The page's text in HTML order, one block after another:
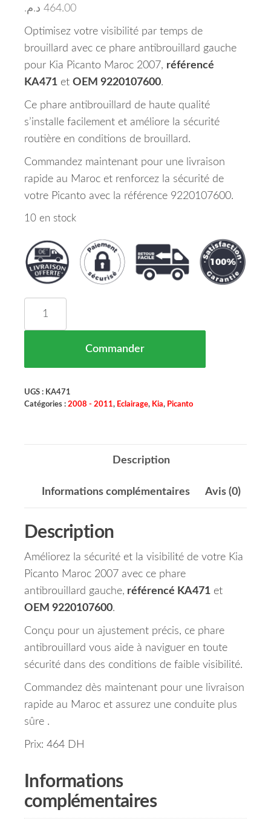
464.00 د.م.
Optimisez votre visibilité par temps de
brouillard avec ce phare antibrouillard gauche
pour Kia Picanto Maroc 2007, référencé
KA471 et OEM 9220107600.
Ce phare antibrouillard de haute qualité
s’installe facilement et améliore la sécurité
routière en conditions de brouillard.
Commandez maintenant pour une livraison
rapide au Maroc et renforcez la sécurité de
votre Picanto avec la référence 9220107600.
10 en stock
Commander
UGS : KA471
Catégories : 2008 - 2011, Eclairage, Kia, Picanto
Description
Informations complémentaires Avis (0)
Description
Améliorez la sécurité et la visibilité de votre Kia
Picanto Maroc 2007 avec ce phare
antibrouillard gauche, référencé KA471 et
OEM 9220107600.
Conçu pour un ajustement précis, ce phare
antibrouillard vous aide à naviguer en toute
sécurité dans des conditions de faible visibilité.
Commandez dès maintenant pour une livraison
rapide au Maroc et assurez une conduite plus
sûre .
Prix: 464 DH
Informations
complémentaires